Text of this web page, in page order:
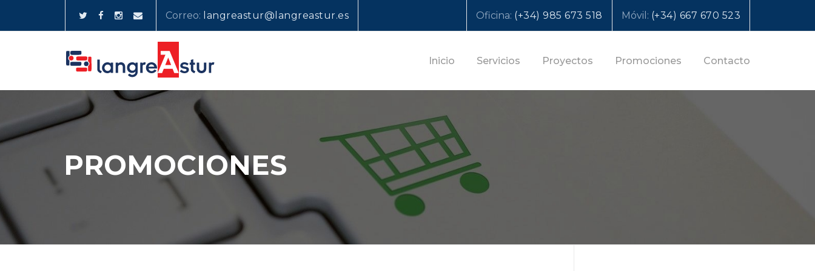
content
Correo: langreastur@langreastur.es Móvil: (+34) 667 670 523
Oficina: (+34) 985 673 518
Inicio Servicios Proyectos Promociones Contacto
PROMOCIONES